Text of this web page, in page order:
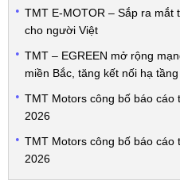
TMT E-MOTOR – Sắp ra mắt
cho người Việt
TMT – EGREEN mở rộng
miền Bắc, tăng kết nối hạ
TMT Motors công bố báo cáo
2026
TMT Motors công bố báo cáo
2026